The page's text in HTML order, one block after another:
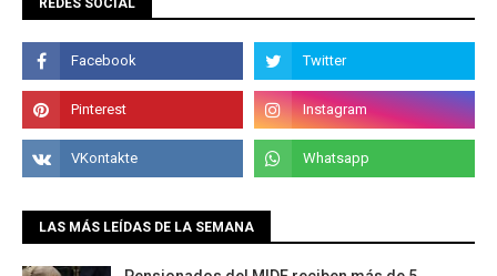
REDES SOCIAL
LAS MÁS LEÍDAS DE LA SEMANA